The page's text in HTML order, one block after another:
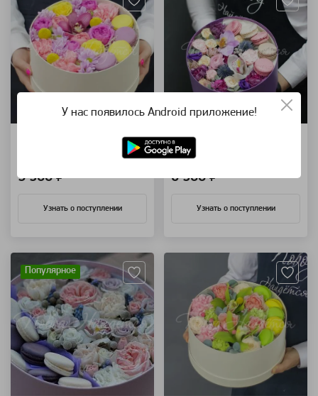
коробка с цветами и макарунс
5 900 ₽
Узнать о поступлении
Морские мотивы
коробка с цветами
6 900 ₽
Узнать о поступлении
Популярное
У нас появилось Android приложение!